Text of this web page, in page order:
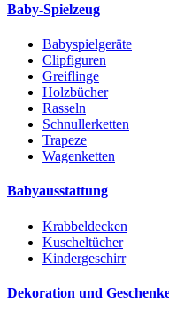
Baby-Spielzeug
Babyspielgeräte
Clipfiguren
Greiflinge
Holzbücher
Rasseln
Schnullerketten
Trapeze
Wagenketten
Babyausstattung
Krabbeldecken
Kuscheltücher
Kindergeschirr
Dekoration und